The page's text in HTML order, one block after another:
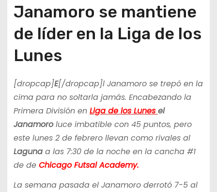
Janamoro se mantiene
de líder en la Liga de los
Lunes
[dropcap]E[/dropcap]l Janamoro se trepó en la
cima para no soltarla jamás. Encabezando la
Primera División en Liga de los Lunes el
Janamoroluce imbatible con 45 puntos, pero
este lunes 2 de febrero llevan como rivales al
Lagunaa las 7:30 de la noche en la cancha #1
de de Chicago Futsal Academy.
La semana pasada el Janamoro derrotó 7-5 al